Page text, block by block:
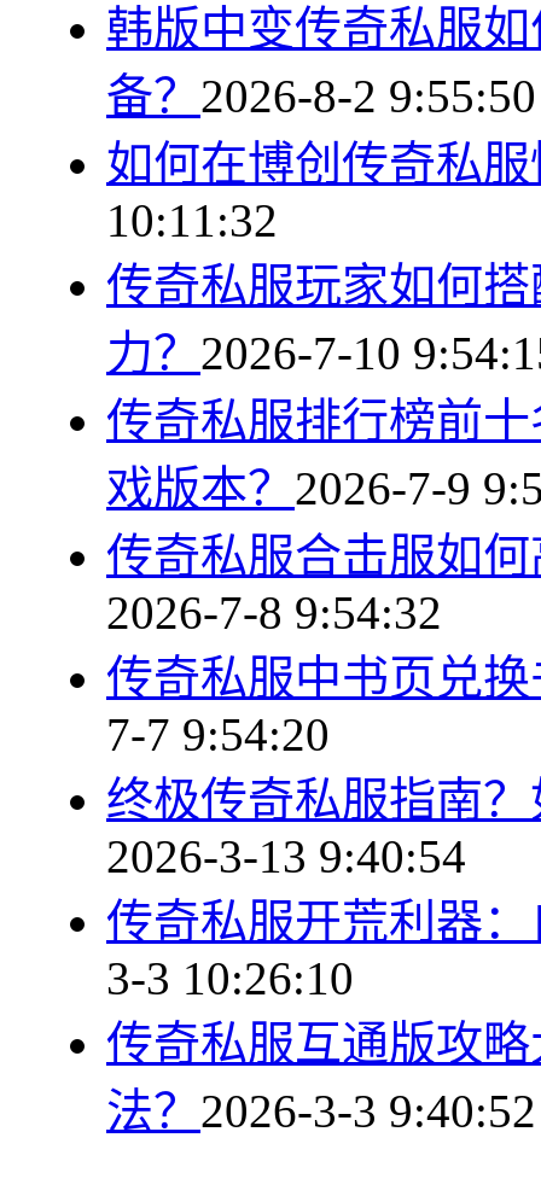
韩版中变传奇私服
备？ 2026-8-2 9:55:50
如何在博创传奇私
10:11:32
传奇私服玩家如何
力？ 2026-7-10
传奇私服排行榜前
戏版本？ 2026-7-9
传奇私服合击服如
2026-7-8 9:54:32
传奇私服中书页兑
7-7 9:54:20
终极传奇私服指南
2026-3-13 9:40:54
传奇私服开荒利器
3-3 10:26:10
传奇私服互通版攻
法？ 2026-3-3 9:40:52